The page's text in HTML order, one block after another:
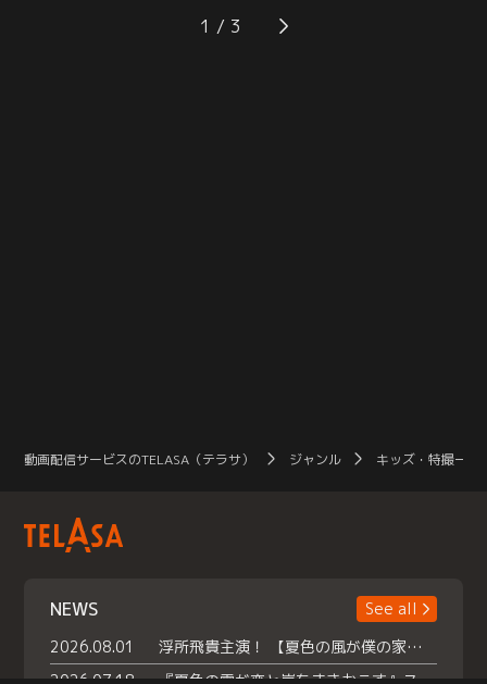
もたくさん受け、44号巻頭カラーで
『TRAP』は再開。アンケートの順
人』とギャグもの『HITMAN10』を
考え、最高は『俺2人』の方が秋人
1
動画配信サービスのTELASA（テラサ） ジャンル キッズ・特撮一覧
NEWS
See all
2026.08.01
浮所飛貴主演！ 【夏色の風が僕の家にやってきた】 本日よりテラサで独占配信スタート！